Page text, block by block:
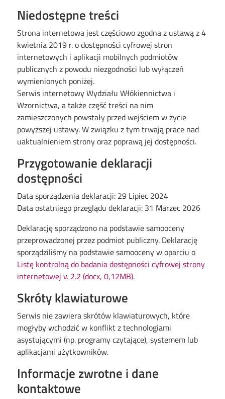
Niedostępne treści
Strona internetowa jest częściowo zgodna z ustawą z 4
kwietnia 2019 r. o dostępności cyfrowej stron
internetowych i aplikacji mobilnych podmiotów
publicznych z powodu niezgodności lub wyłączeń
wymienionych poniżej.
Serwis internetowy Wydziału Włókiennictwa i
Wzornictwa, a także część treści na nim
zamieszczonych powstały przed wejściem w życie
powyższej ustawy. W związku z tym trwają prace nad
uaktualnieniem strony oraz poprawą jej dostępności.
Przygotowanie deklaracji
dostępności
Data sporządzenia deklaracji: 29 Lipiec 2024
Data ostatniego przeglądu deklaracji: 31 Marzec 2026
Deklarację sporządzono na podstawie samooceny
przeprowadzonej przez podmiot publiczny. Deklarację
sporządziliśmy na podstawie samooceny w oparciu o
Listę kontrolną do badania dostępności cyfrowej strony
internetowej v. 2.2 (docx, 0,12MB).
Skróty klawiaturowe
Serwis nie zawiera skrótów klawiaturowych, które
mogłyby wchodzić w konflikt z technologiami
asystującymi (np. programy czytające), systemem lub
aplikacjami użytkowników.
Informacje zwrotne i dane
kontaktowe